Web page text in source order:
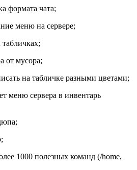
формата чата;
меню на сервере;
от мусора;
на табличке разными цветами;
меню сервера в инвентарь
1000 полезных команд (/home,